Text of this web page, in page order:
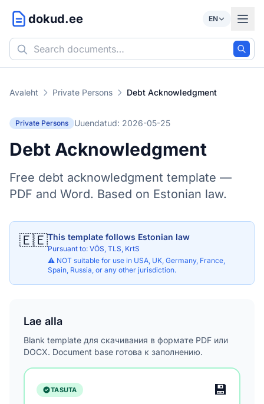
dokud.ee EN
Avaleht Private Persons Debt Acknowledgment
Private Persons Uuendatud: 2026-05-25
Debt Acknowledgment
Free debt acknowledgment template —
PDF and Word. Based on Estonian law.
🇪🇪This template follows Estonian law
Pursuant to: VÕS, TLS, KrtS
⚠️ NOT suitable for use in USA, UK, Germany, France,
Spain, Russia, or any other jurisdiction.
Lae alla
Blank template для скачивания в формате PDF или
DOCX. Document base готова к заполнению.
TASUTA 💾